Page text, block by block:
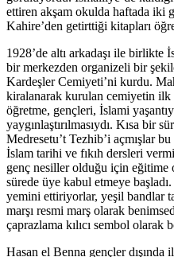
ettiren akşam okulda haftada iki
Kahire’den getirttiği kitapları
1928’de altı arkadaşı ile birlikte
bir merkezden organizeli bir
Kardeşler Cemiyeti’ni kurdu.
kiralanarak kurulan cemiyetin
öğretme, gençleri, İslami
yaygınlaştırılmasıydı. Kısa bir
Medresetu’t Tezhib’i açmışlar
İslam tarihi ve fıkıh dersleri
genç nesiller olduğu için eğitime
sürede üye kabul etmeye
yemini ettiriyorlar, yeşil bandlar
marşı resmi marş olarak
çaprazlama kılıcı sembol olarak
Hasan el Benna gençler